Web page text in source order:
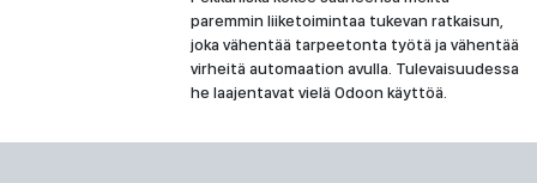
paremmin liiketoimintaa tukevan ratkaisun,
joka vähentää tarpeetonta työtä ja vähentää
virheitä automaation avulla. Tulevaisuudessa
he laajentavat vielä Odoon käyttöä.